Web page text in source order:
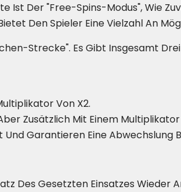
Ist Der "Free-Spins-Modus", Wie
Den Spieler Eine Vielzahl An
Strecke". Es Gibt Insgesamt
Von X2.
Zusätzlich Mit Einem Multiplikator
Garantieren Eine Abwechslung
Des Gesetzten Einsatzes Wieder